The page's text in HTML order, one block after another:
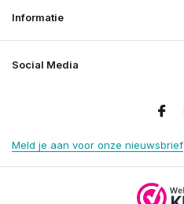
Informatie
Social Media
Meld je aan voor onze nieuwsbrief